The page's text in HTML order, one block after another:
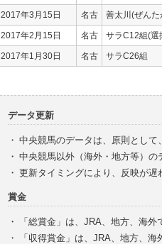
2017年3月15日 名古 善太川(ぜんた
2017年2月15日 名古 サラC12組(選
2017年1月30日 名古 サラC26組
データ更新
・ 中央競馬のデータは、原則として
・ 中央競馬以外（海外・地方等）の
・ 更新タイミングにより、反映が遅
賞金
・
「総賞金」は、JRA、地方、海
・
「収得賞金」は、JRA、地方、